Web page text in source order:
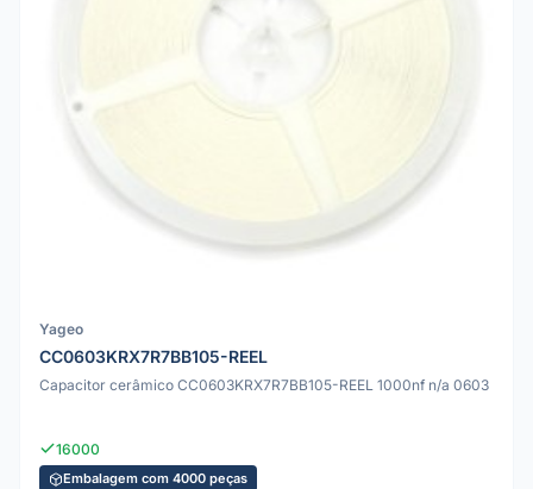
Yageo
CC0603KRX7R7BB105-REEL
Capacitor cerâmico CC0603KRX7R7BB105-REEL 1000nf n/a 0603
16000
Embalagem com 4000 peças